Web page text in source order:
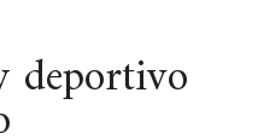
deportivo